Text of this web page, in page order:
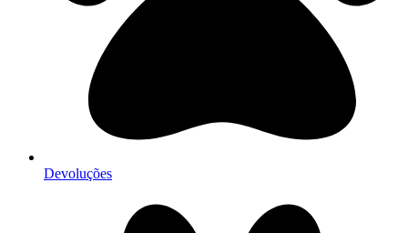
Devoluções